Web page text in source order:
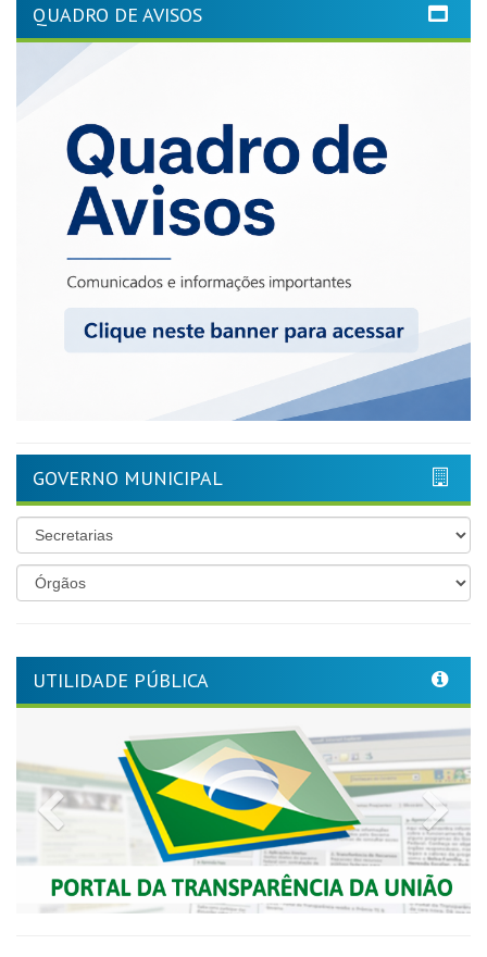
QUADRO DE AVISOS
GOVERNO MUNICIPAL
UTILIDADE PÚBLICA
Previous